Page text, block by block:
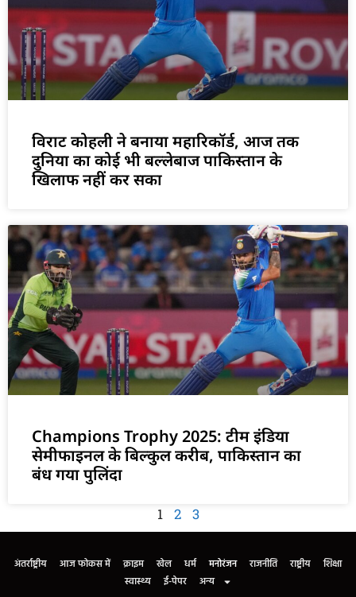
विराट कोहली ने बनाया महारिकॉर्ड, आज तक
दुनिया का कोई भी बल्लेबाज पाकिस्तान के
खिलाफ नहीं कर सका
Champions Trophy 2025: टीम इंडिया
सेमीफाइनल के बिल्कुल करीब, पाकिस्तान का
बंध गया पुलिंदा
1 2 3
अंतर्राष्ट्रीय आज फोकस में क्राइम खेल धर्म मनोरंजन राजनीति राष्ट्रीय
शिक्षा
स्वास्थ्य
ई-पेपर अन्य